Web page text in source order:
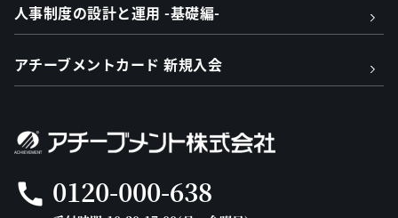
人事制度の設計と運用 -基礎編-
アチーブメントカード 新規入会
call 0120-000-638